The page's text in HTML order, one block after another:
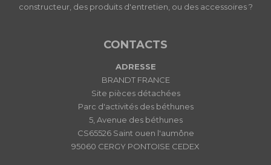
constructeur, des produits d'entretien, ou des accessoires ?
CONTACTS
ADRESSE
BRANDT FRANCE
Site pièces détachées
Parc d'activités des béthunes
5, Avenue des béthunes
CS65526 Saint ouen l'aumône
95060 CERGY PONTOISE CEDEX